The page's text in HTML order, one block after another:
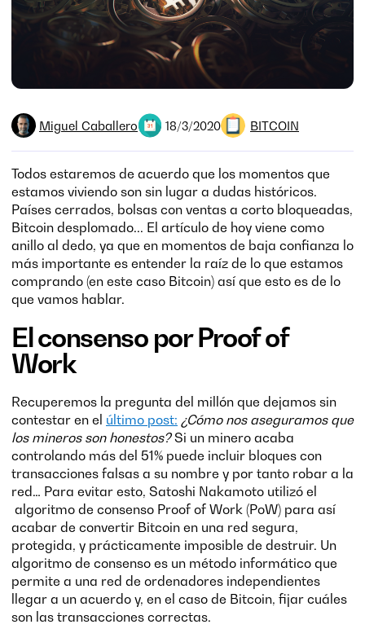
Miguel Caballero 18/3/2020 BITCOIN
Todos estaremos de acuerdo que los momentos que
estamos viviendo son sin lugar a dudas históricos.
Países cerrados, bolsas con ventas a corto bloqueadas,
Bitcoin desplomado... El artículo de hoy viene como
anillo al dedo, ya que en momentos de baja confianza lo
más importante es entender la raíz de lo que estamos
comprando (en este caso Bitcoin) así que esto es de lo
que vamos hablar.
El consenso por Proof of
Work
Recuperemos la pregunta del millón que dejamos sin
contestar en el último post: ¿Cómo nos aseguramos que
los mineros son honestos?Si un minero acaba
controlando más del 51% puede incluir bloques con
transacciones falsas a su nombre y por tanto robar a la
red… Para evitar esto, Satoshi Nakamoto utilizó el
algoritmo de consenso Proof of Work (PoW) para así
acabar de convertir Bitcoin en una red segura,
protegida, y prácticamente imposible de destruir. Un
algoritmo de consenso es un método informático que
permite a una red de ordenadores independientes
llegar a un acuerdo y, en el caso de Bitcoin, fijar cuáles
son las transacciones correctas.